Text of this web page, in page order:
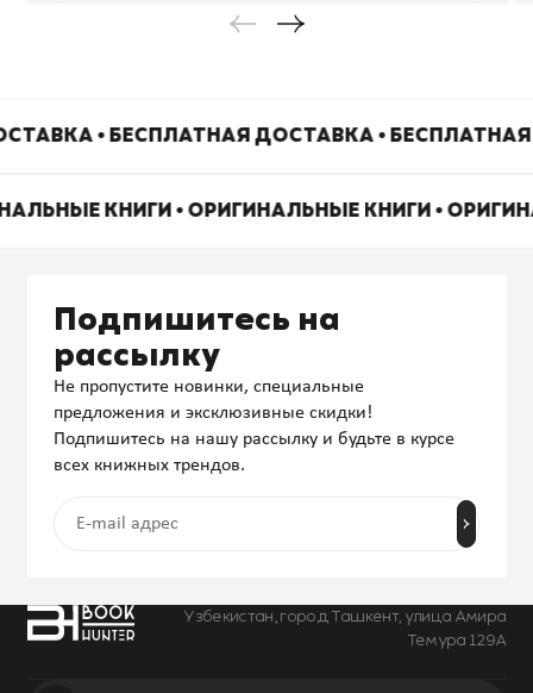
• БЕСПЛАТНАЯ ДОСТАВКА •
КНИГИ • ОРИГИНАЛЬНЫЕ КНИГИ •
Узбекистан, город Ташкент, улица Амира
Темура 129А
Подпишитесь на
рассылку
Не пропустите новинки, специальные
предложения и эксклюзивные скидки!
Подпишитесь на нашу рассылку и будьте в курсе
всех книжных трендов.